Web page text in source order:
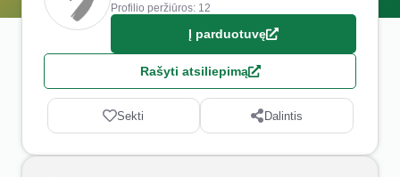
Profilio peržiūros: 12
Į parduotuvę
Rašyti atsiliepimą
Sekti Dalintis